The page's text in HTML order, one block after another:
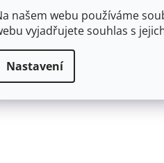
našem webu používáme
vyjadřujete souhlas s
Nastavení
Upozornění:
nebo jinému zdroji tepla.
Balení obsahuje 40 kusů